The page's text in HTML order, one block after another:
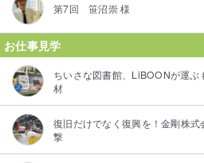
第7回 笹沼崇 様
お仕事見学
ちいさな図書館、LiBOONが運ぶ
材
復旧だけでなく復興を！金剛株
撃